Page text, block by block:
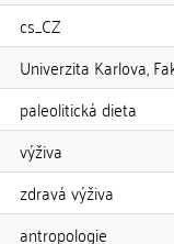
cs_CZ
Univerzita Karlova,
paleolitická dieta
výživa
zdravá výživa
antropologie